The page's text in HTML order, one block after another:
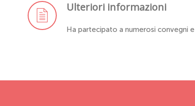
Ulteriori informazioni
Ha partecipato a numerosi convegni